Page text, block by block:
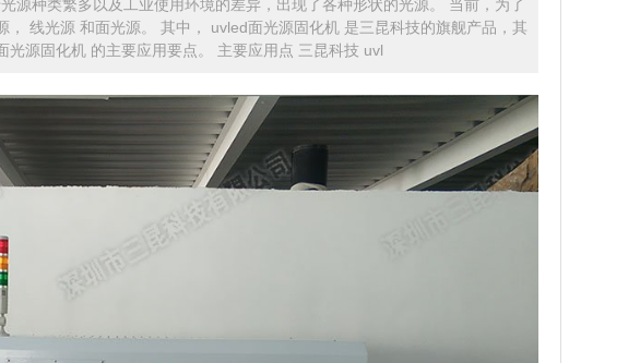
源种类繁多以及工业使用环境的差异，出现了各种形状的光源。 当前，为了
线光源 和面光源。 其中， uvled面光源固化机 是三昆科技的旗舰产品，其
源固化机 的主要应用要点。 主要应用点 三昆科技 uvl